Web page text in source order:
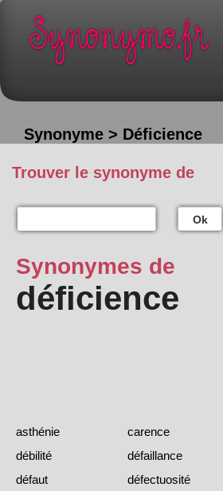
Synonyme > Déficience
Trouver le synonyme de
Ok
Synonymes de
déficience
asthénie
carence
débilité
défaillance
défaut
défectuosité